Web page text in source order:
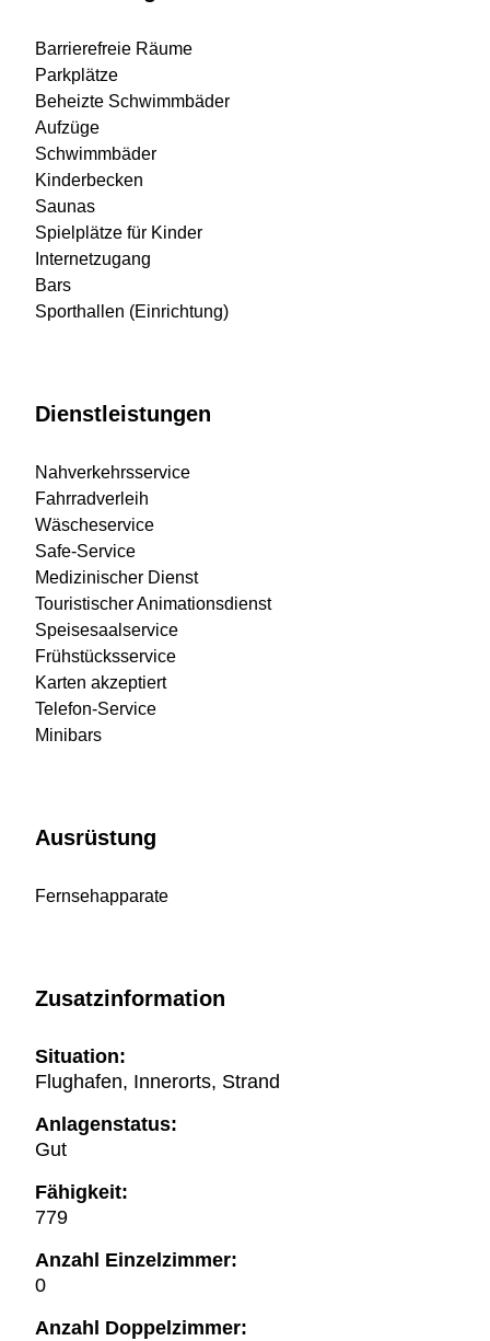
Barrierefreie Räume
Parkplätze
Beheizte Schwimmbäder
Aufzüge
Schwimmbäder
Kinderbecken
Saunas
Spielplätze für Kinder
Internetzugang
Bars
Sporthallen (Einrichtung)
Dienstleistungen
Nahverkehrsservice
Fahrradverleih
Wäscheservice
Safe-Service
Medizinischer Dienst
Touristischer Animationsdienst
Speisesaalservice
Frühstücksservice
Karten akzeptiert
Telefon-Service
Minibars
Ausrüstung
Fernsehapparate
Zusatzinformation
Situation:
Flughafen, Innerorts, Strand
Anlagenstatus:
Gut
Fähigkeit:
779
Anzahl Einzelzimmer:
0
Anzahl Doppelzimmer: